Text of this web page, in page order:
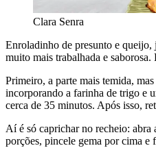
Clara Senra
Enroladinho de presunto e
muito mais trabalhada e
Primeiro, a parte mais temida,
incorporando a farinha de trigo e
cerca de 35 minutos. Após isso,
Aí é só caprichar no recheio: abra
porções, pincele gema por cima e